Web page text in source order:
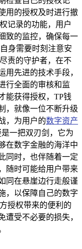
用的授权及时进行撤
记录的功能，用户
致的监控，确保每一
身需要时刻注意安
责的守护者，在不
用先进的技术手段，
行全面的审核和监
能获得授权，TP钱
，就像一位不断升级
，为用户的数字资产
一把双刃剑，它为
在数字金融的海洋中
同时，也伴随着一定
随时可能给用户带来
同在悬崖边行走般谨
，以保障自己的数字
授权带来的便利的
遭受不必要的损失，